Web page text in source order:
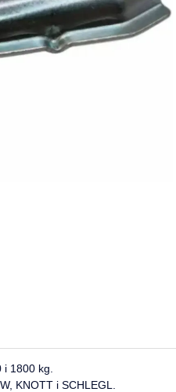
1800 kg.
KNOTT i SCHLEGL.